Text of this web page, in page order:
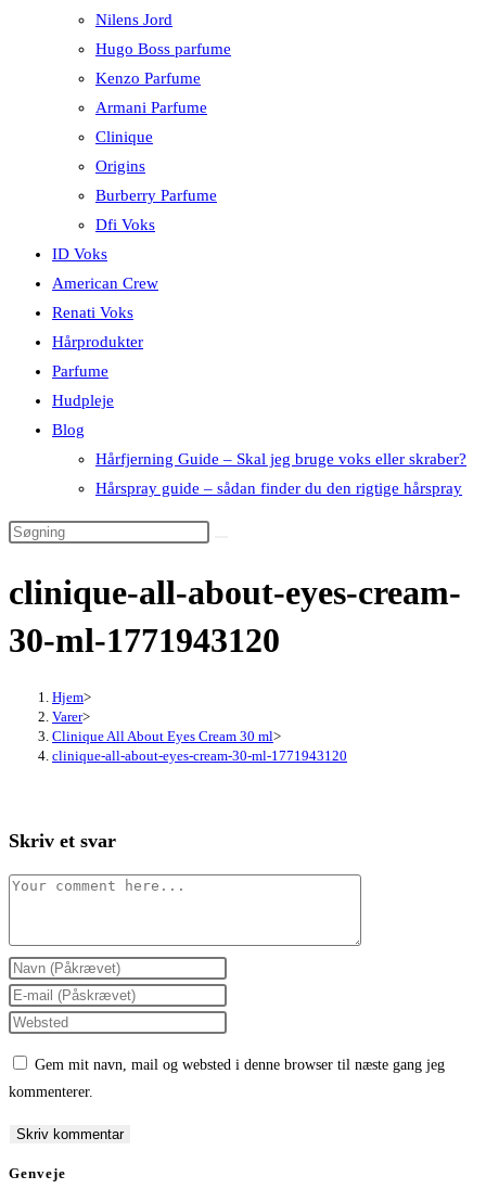
Nilens Jord
Hugo Boss parfume
Kenzo Parfume
Armani Parfume
Clinique
Origins
Burberry Parfume
Dfi Voks
ID Voks
American Crew
Renati Voks
Hårprodukter
Parfume
Hudpleje
Blog
Hårfjerning Guide – Skal jeg bruge voks eller skraber?
Hårspray guide – sådan finder du den rigtige hårspray
clinique-all-about-eyes-cream-
30-ml-1771943120
Hjem>
Varer>
Clinique All About Eyes Cream 30 ml>
clinique-all-about-eyes-cream-30-ml-1771943120
Skriv et svar
Comment
Enter
your
name
comment
Enter
your
comment
Enter
(optional)
Gem mit navn, mail og websted i denne browser til næste gang jeg
kommenterer.
Genveje